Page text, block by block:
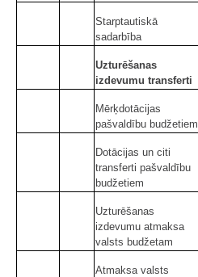
Starptautiskā
sadarbība
Uzturēšanas
izdevumu transferti
Mērķdotācijas
pašvaldību budžetiem
Dotācijas un citi
transferti pašvaldību
budžetiem
Uzturēšanas
izdevumu atmaksa
valsts budžetam
Atmaksa valsts